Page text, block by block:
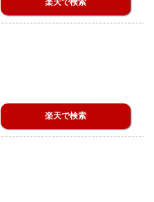
楽天で検索
楽天で検索